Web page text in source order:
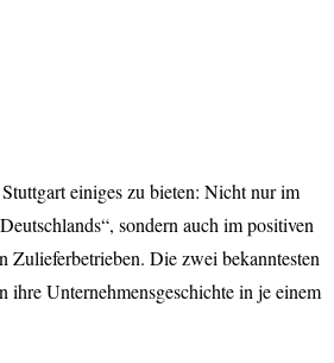
einiges zu bieten: Nicht nur im
sondern auch im positiven
Die zwei bekanntesten
ihre Unternehmensgeschichte in je einem